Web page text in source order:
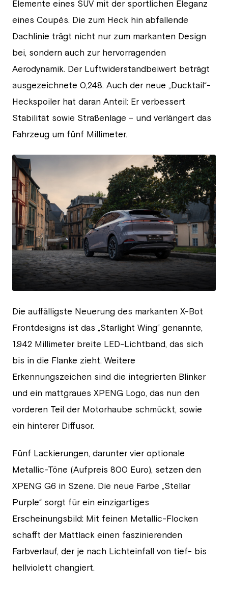
Elemente eines SUV mit der sportlichen Eleganz
eines Coupés. Die zum Heck hin abfallende
Dachlinie trägt nicht nur zum markanten Design
bei, sondern auch zur hervorragenden
Aerodynamik. Der Luftwiderstandbeiwert beträgt
ausgezeichnete 0,248. Auch der neue „Ducktail“-
Heckspoiler hat daran Anteil: Er verbessert
Stabilität sowie Straßenlage – und verlängert das
Fahrzeug um fünf Millimeter.
Die auffälligste Neuerung des markanten X-Bot
Frontdesigns ist das „Starlight Wing“ genannte,
1.942 Millimeter breite LED-Lichtband, das sich
bis in die Flanke zieht. Weitere
Erkennungszeichen sind die integrierten Blinker
und ein mattgraues XPENG Logo, das nun den
vorderen Teil der Motorhaube schmückt, sowie
ein hinterer Diffusor.
Fünf Lackierungen, darunter vier optionale
Metallic-Töne (Aufpreis 800 Euro), setzen den
XPENG G6 in Szene. Die neue Farbe „Stellar
Purple“ sorgt für ein einzigartiges
Erscheinungsbild: Mit feinen Metallic-Flocken
schafft der Mattlack einen faszinierenden
Farbverlauf, der je nach Lichteinfall von tief- bis
hellviolett changiert.